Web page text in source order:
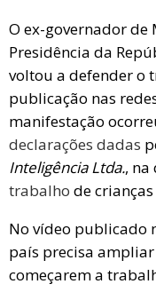
s
A
p
p
es
t
e
a
d
s
O ex-governador de
Presidência da
voltou a defender o
publicação nas
manifestação
declarações dadas
Inteligência Ltda., na
trabalho de
No vídeo publicado
país precisa
começarem a